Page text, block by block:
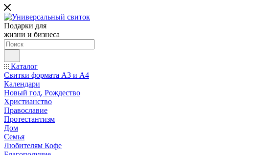
Подарки для
жизни и бизнеса
Каталог
Свитки формата А3 и А4
Календари
Новый год, Рождество
Христианство
Православие
Протестантизм
Дом
Семья
Любителям Кофе